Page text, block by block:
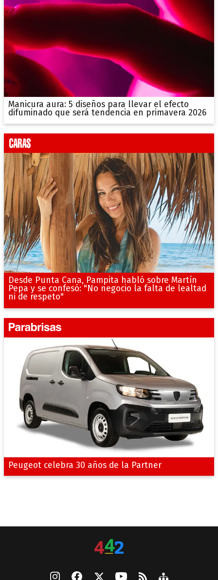
Manicura aura: 5 diseños para llevar el efecto
difuminado que será tendencia en primavera 2026
Desde Punta Cana, Pampita habló sobre Martín
Pepa y se confesó: "No negocio la falta de lealtad
ni de respeto"
Peugeot celebra 30 años de la Partner